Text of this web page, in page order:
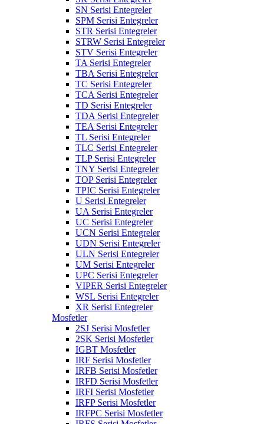
SN Serisi Entegreler
SPM Serisi Entegreler
STR Serisi Entegreler
STRW Serisi Entegreler
STV Serisi Entegreler
TA Serisi Entegreler
TBA Serisi Entegreler
TC Serisi Entegreler
TCA Serisi Entegreler
TD Serisi Entegreler
TDA Serisi Entegreler
TEA Serisi Entegreler
TL Serisi Entegreler
TLC Serisi Entegreler
TLP Serisi Entegreler
TNY Serisi Entegreler
TOP Serisi Entegreler
TPIC Serisi Entegreler
U Serisi Entegreler
UA Serisi Entegreler
UC Serisi Entegreler
UCN Serisi Entegreler
UDN Serisi Entegreler
ULN Serisi Entegreler
UM Serisi Entegreler
UPC Serisi Entegreler
VIPER Serisi Entegreler
WSL Serisi Entegreler
XR Serisi Entegreler
Mosfetler
2SJ Serisi Mosfetler
2SK Serisi Mosfetler
IGBT Mosfetler
IRF Serisi Mosfetler
IRFB Serisi Mosfetler
IRFD Serisi Mosfetler
IRFI Serisi Mosfetler
IRFP Serisi Mosfetler
IRFPC Serisi Mosfetler